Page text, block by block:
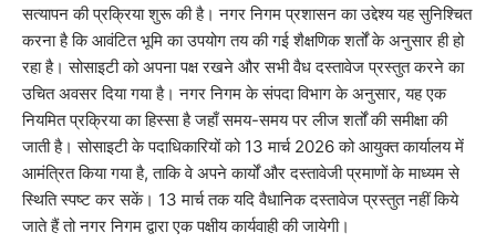
सत्यापन की प्रक्रिया शुरू की है। नगर निगम प्रशासन का उद्देश्य यह सुनिश्चित
करना है कि आवंटित भूमि का उपयोग तय की गई शैक्षणिक शर्तों के अनुसार ही हो
रहा है। सोसाइटी को अपना पक्ष रखने और सभी वैध दस्तावेज प्रस्तुत करने का
उचित अवसर दिया गया है। नगर निगम के संपदा विभाग के अनुसार, यह एक
नियमित प्रक्रिया का हिस्सा है जहाँ समय-समय पर लीज शर्तों की समीक्षा की
जाती है। सोसाइटी के पदाधिकारियों को 13 मार्च 2026 को आयुक्त कार्यालय में
आमंत्रित किया गया है, ताकि वे अपने कार्यों और दस्तावेजी प्रमाणों के माध्यम से
स्थिति स्पष्ट कर सकें। 13 मार्च तक यदि वैधानिक दस्तावेज प्रस्तुत नहीं किये
जाते हैं तो नगर निगम द्वारा एक पक्षीय कार्यवाही की जायेगी।